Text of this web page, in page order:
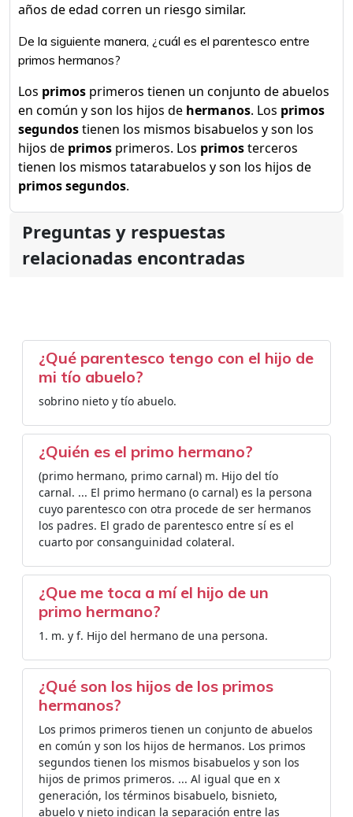
años de edad corren un riesgo similar.
De la siguiente manera, ¿cuál es el parentesco entre
primos hermanos?
Los primos primeros tienen un conjunto de abuelos
en común y son los hijos de hermanos. Los primos
segundostienen los mismos bisabuelos y son los
hijos de primos primeros. Los primosterceros
tienen los mismos tatarabuelos y son los hijos de
primos segundos.
Preguntas y respuestas
relacionadas encontradas
¿Qué parentesco tengo con el hijo de
mi tío abuelo?
sobrino nieto y tío abuelo.
¿Quién es el primo hermano?
(primo hermano, primo carnal) m. Hijo del tío
carnal. ... El primo hermano (o carnal) es la persona
cuyo parentesco con otra procede de ser hermanos
los padres. El grado de parentesco entre sí es el
cuarto por consanguinidad colateral.
¿Que me toca a mí el hijo de un
primo hermano?
1. m. y f. Hijo del hermano de una persona.
¿Qué son los hijos de los primos
hermanos?
Los primos primeros tienen un conjunto de abuelos
en común y son los hijos de hermanos. Los primos
segundos tienen los mismos bisabuelos y son los
hijos de primos primeros. ... Al igual que en x
generación, los términos bisabuelo, bisnieto,
abuelo y nieto indican la separación entre las